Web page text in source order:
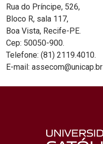
Rua do Príncipe, 526,
Bloco R, sala 117,
Boa Vista, Recife-PE.
Cep: 50050-900.
Telefone: (81) 2119.4010.
E-mail: assecom@unicap.br